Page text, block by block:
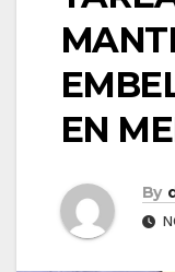
EN
By